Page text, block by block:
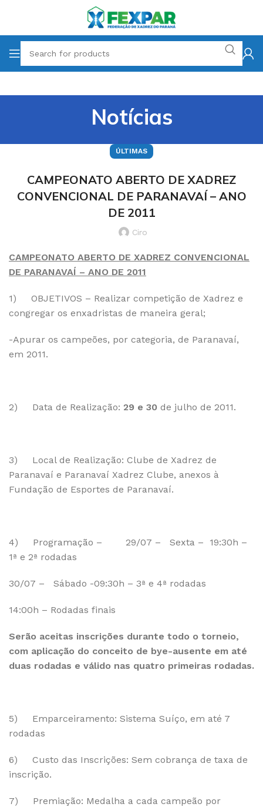
Notícias
ÚLTIMAS
CAMPEONATO ABERTO DE XADREZ
CONVENCIONAL DE PARANAVAÍ – ANO
DE 2011
Ciro
CAMPEONATO ABERTO DE XADREZ CONVENCIONAL
DE PARANAVAÍ – ANO DE 2011
1) OBJETIVOS – Realizar competição de Xadrez e
congregar os enxadristas de maneira geral;
-Apurar os campeões, por categoria, de Paranavaí,
em 2011.
2) Data de Realização: 29 e 30 de julho de 2011.
3) Local de Realização: Clube de Xadrez de
Paranavaí e Paranavaí Xadrez Clube, anexos à
Fundação de Esportes de Paranavaí.
4) Programação – 29/07 – Sexta – 19:30h –
1ª e 2ª rodadas
30/07 – Sábado -09:30h – 3ª e 4ª rodadas
14:00h – Rodadas finais
Serão aceitas inscrições durante todo o torneio,
com aplicação do conceito de bye-ausente em até
duas rodadas e válido nas quatro primeiras rodadas.
5) Emparceiramento: Sistema Suíço, em até 7
rodadas
6) Custo das Inscrições: Sem cobrança de taxa de
inscrição.
7) Premiação: Medalha a cada campeão por